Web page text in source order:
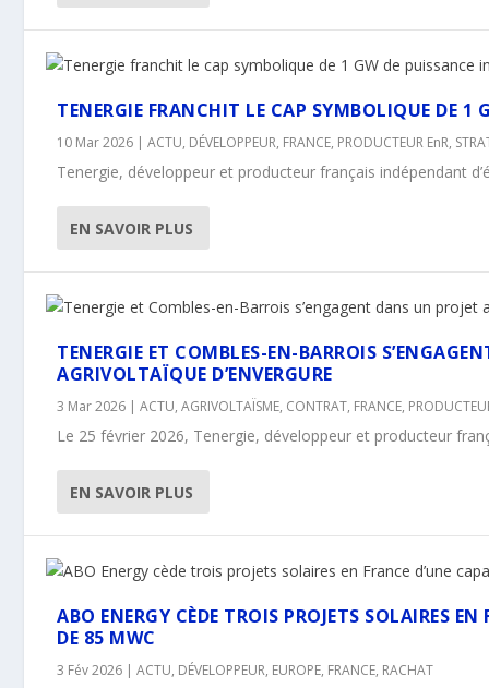
TENERGIE FRANCHIT LE CAP SYMBOLIQUE DE 1
10 Mar 2026 |ACTU, DÉVELOPPEUR, FRANCE, PRODUCTEUR EnR,
Tenergie, développeur et producteur français indépendant
EN SAVOIR PLUS
TENERGIE ET COMBLES-EN-BARROIS
AGRIVOLTAÏQUE D’ENVERGURE
3 Mar 2026 |ACTU,AGRIVOLTAÏSME, CONTRAT, FRANCE,
Le 25 février 2026, Tenergie, développeur et producteur
EN SAVOIR PLUS
ABO ENERGY CÈDE TROIS PROJETS SOLAIRES
DE 85 MWC
3 Fév 2026 |ACTU, DÉVELOPPEUR, EUROPE, FRANCE, RACHAT